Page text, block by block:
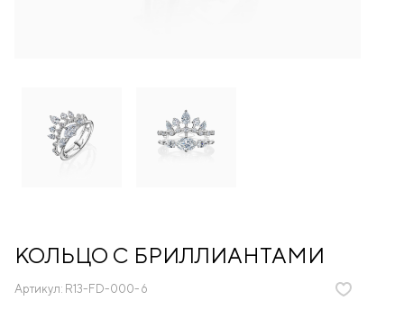
КОЛЬЦО С БРИЛЛИАНТАМИ
Артикул: R13-FD-000-6